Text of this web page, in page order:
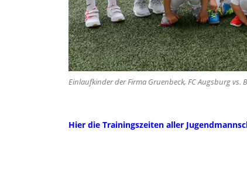
Einlaufkinder der Firma Gruenbeck, FC Augsburg
Hier die Trainingszeiten aller